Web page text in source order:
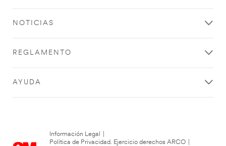
NOTICIAS
REGLAMENTO
AYUDA
Información Legal
Política de Privacidad. Ejercicio derechos ARCO